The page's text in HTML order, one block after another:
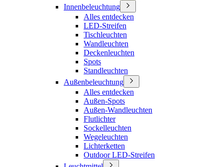
Innenbeleuchtung
Alles entdecken
LED-Streifen
Tischleuchten
Wandleuchten
Deckenleuchten
Spots
Standleuchten
Außenbeleuchtung
Alles entdecken
Außen-Spots
Außen-Wandleuchten
Flutlichter
Sockelleuchten
Wegeleuchten
Lichterketten
Outdoor LED-Streifen